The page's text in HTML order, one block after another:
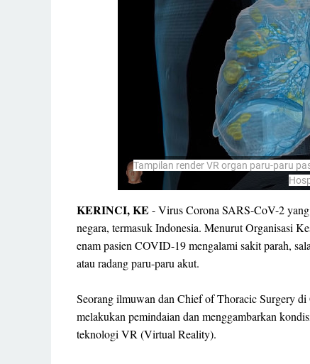
Tampilan render VR organ paru-paru
KERINCI, KE - Virus Corona SARS-CoV-2
negara, termasuk Indonesia. Menurut Organisasi
enam pasien COVID-19 mengalami sakit parah,
atau radang paru-paru akut.
Seorang ilmuwan dan Chief of Thoracic Surgery
melakukan pemindaian dan menggambarkan
teknologi VR (Virtual Reality).